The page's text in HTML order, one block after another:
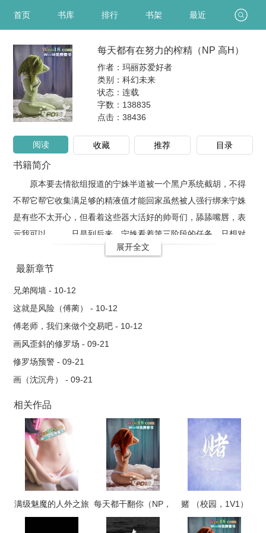
首页 书库 排行 书架 最近
每天都有在努力的榨精（NP 高H）
作者：玛丽苏爱好者
类别：科幻未来
状态：连载
字数：138835
点击： 38436
阅读 收藏 推荐 目录
书籍简介
原本要去情欲组报道的宁姝半道被一个黑户系统截胡，不得
不帮它帮它收集满足够的精液值才能回家虽然被人强行绑来宁姝
是有些不太开心，但看着这些器大活好的帅哥们，舔舔嘴唇，表
示我可以。……只是到后来，宁姝看着第三阶段的任务，只想对
着系统束中指.你爹，没说过这个世界的走向是这个样子的。看着
周围低吼的丧尸，宁姝陷入了沉默。很难想象在这之前的生活虽
展开全文
最新章节
兄弟阋墙 - 10-12
这就是风险（傅蔺） - 10-12
傅老师，我们来做个交易吧 - 10-12
画风歪斜的修罗场 - 09-21
修罗场预警 - 09-21
画（沈沉舟） - 09-21
相关作品
满级魅魔的人外之旅 每天都干翻你（NP，
高H）
赌 （校园，1V1）